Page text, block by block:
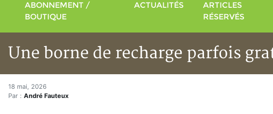
ABONNEMENT /
BOUTIQUE
ACTUALITÉS
ARTICLES
RÉSERVÉS
Une borne de recharge parfois
Accueil
Articles
Une borne de recharge parfois
18 mai, 2026
Par : André Fauteux